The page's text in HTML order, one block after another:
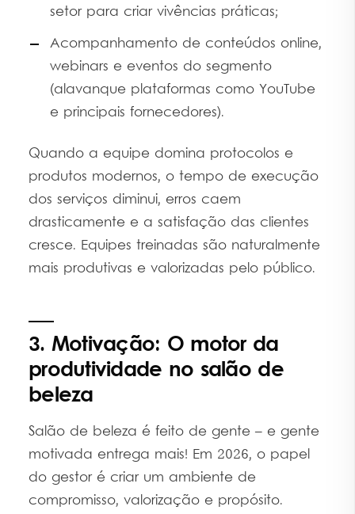
setor para criar vivências práticas;
Acompanhamento de conteúdos online,
webinars e eventos do segmento
(alavanque plataformas como YouTube
e principais fornecedores).
Quando a equipe domina protocolos e
produtos modernos, o tempo de execução
dos serviços diminui, erros caem
drasticamente e a satisfação das clientes
cresce. Equipes treinadas são naturalmente
mais produtivas e valorizadas pelo público.
3. Motivação: O motor da
produtividade no salão de
beleza
Salão de beleza é feito de gente – e gente
motivada entrega mais! Em 2026, o papel
do gestor é criar um ambiente de
compromisso, valorização e propósito.